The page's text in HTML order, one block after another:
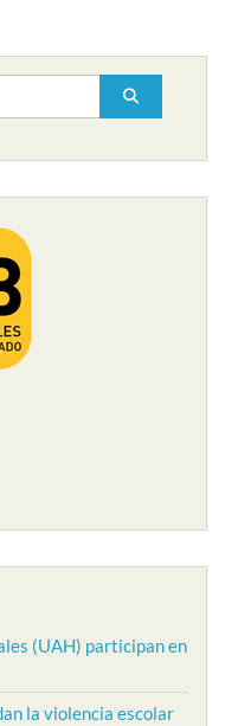
(UAH) participan en
la violencia escolar